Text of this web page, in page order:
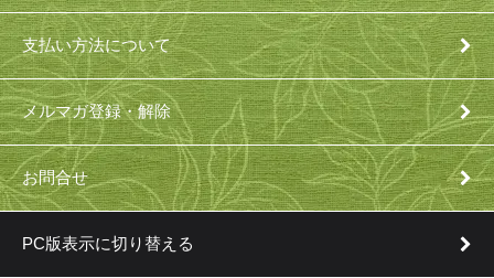
支払い方法について
メルマガ登録・解除
お問合せ
PC版表示に切り替える